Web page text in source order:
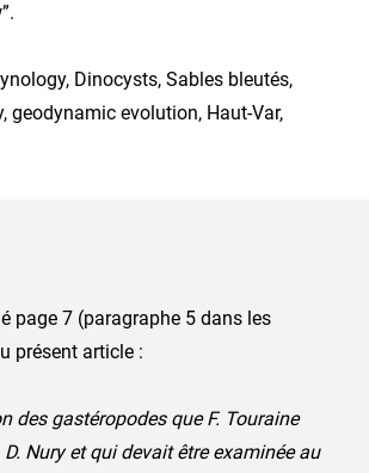
Dinocysts, Sables bleutés,
geodynamic evolution, Haut-Var,
page 7 (paragraphe 5 dans les
présent article :
des gastéropodes que F. Touraine
Nury et qui devait être examinée au